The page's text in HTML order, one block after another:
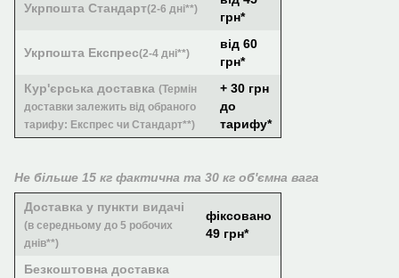
Укрпошта Стандарт(2-6 дні**)
грн*
Укрпошта Експрес(2-4 дні**)
від 60
грн*
Кур'єрська доставка (Термін
доставки залежить від обраного
тарифу: Експрес чи Стандарт**)
+ 30 грн
до
тарифу*
Не більше 15 кг фактична та 30 кг об'ємна вага
Доставка у пункти видачі
(в середньому до 5 робочих
днів**)
фіксовано
49 грн*
Безкоштовна доставка